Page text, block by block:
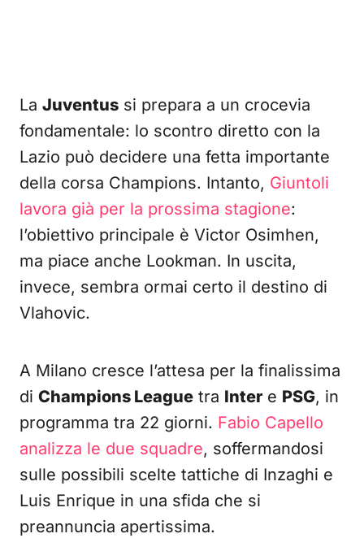
La Juventus si prepara a un crocevia
fondamentale: lo scontro diretto con la
Lazio può decidere una fetta importante
della corsa Champions. Intanto, Giuntoli
lavora già per la prossima stagione:
l’obiettivo principale è Victor Osimhen,
ma piace anche Lookman. In uscita,
invece, sembra ormai certo il destino di
Vlahovic.
A Milano cresce l’attesa per la finalissima
di Champions League tra Inter e PSG, in
programma tra 22 giorni. Fabio Capello
analizza le due squadre, soffermandosi
sulle possibili scelte tattiche di Inzaghi e
Luis Enrique in una sfida che si
preannuncia apertissima.